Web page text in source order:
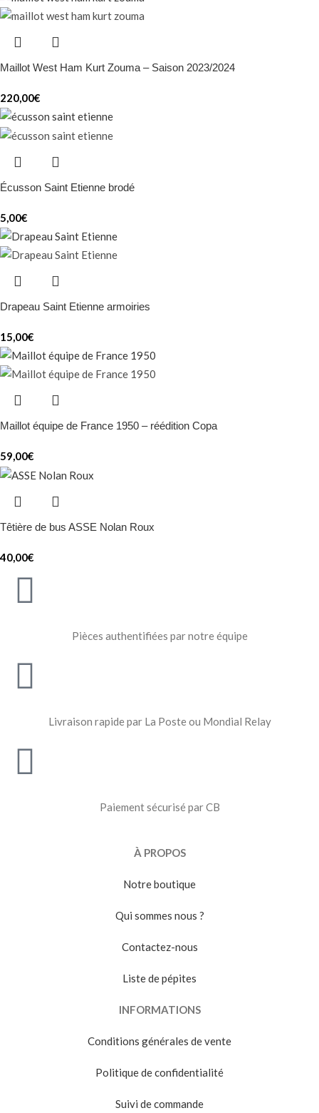
Maillot West Ham Kurt Zouma – Saison 2023/2024
220,00€
Écusson Saint Etienne brodé
5,00€
Drapeau Saint Etienne armoiries
15,00€
Maillot équipe de France 1950 – réédition Copa
59,00€
Têtière de bus ASSE Nolan Roux
40,00€
Pièces authentifiées par notre équipe
Livraison rapide par La Poste ou Mondial Relay
Paiement sécurisé par CB
À PROPOS
Notre boutique
Qui sommes nous ?
Contactez-nous
Liste de pépites
INFORMATIONS
Conditions générales de vente
Politique de confidentialité
Suivi de commande